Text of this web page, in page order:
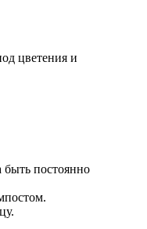
цветения и
постоянно